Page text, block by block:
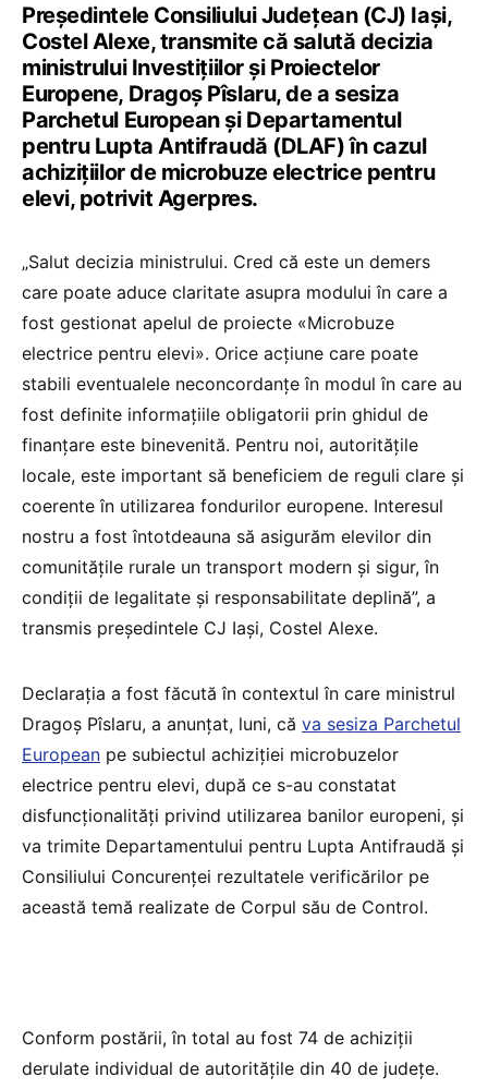
Preşedintele Consiliului Judeţean (CJ) Iaşi,
Costel Alexe, transmite că salută decizia
ministrului Investiţiilor şi Proiectelor
Europene, Dragoş Pîslaru, de a sesiza
Parchetul European şi Departamentul
pentru Lupta Antifraudă (DLAF) în cazul
achiziţiilor de microbuze electrice pentru
elevi, potrivit Agerpres.
„Salut decizia ministrului. Cred că este un demers
care poate aduce claritate asupra modului în care a
fost gestionat apelul de proiecte «Microbuze
electrice pentru elevi». Orice acțiune care poate
stabili eventualele neconcordanțe în modul în care au
fost definite informațiile obligatorii prin ghidul de
finanțare este binevenită. Pentru noi, autoritățile
locale, este important să beneficiem de reguli clare și
coerente în utilizarea fondurilor europene. Interesul
nostru a fost întotdeauna să asigurăm elevilor din
comunitățile rurale un transport modern şi sigur, în
condiții de legalitate și responsabilitate deplină”, a
transmis președintele CJ Iaşi, Costel Alexe.
Declaraţia a fost făcută în contextul în care ministrul
Dragoş Pîslaru, a anunţat, luni, că va sesiza Parchetul
European pe subiectul achiziţiei microbuzelor
electrice pentru elevi, după ce s-au constatat
disfuncţionalităţi privind utilizarea banilor europeni, şi
va trimite Departamentului pentru Lupta Antifraudă şi
Consiliului Concurenţei rezultatele verificărilor pe
această temă realizate de Corpul său de Control.
Conform postării, în total au fost 74 de achiziții
derulate individual de autoritățile din 40 de județe.